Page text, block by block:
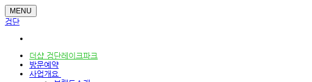
MENU
검단
더샵 검단레이크파크
방문예약
사업개요